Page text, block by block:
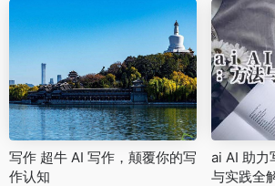
写作 超牛 AI 写作，颠覆你的写
作认知
ai AI 助力
与实践全